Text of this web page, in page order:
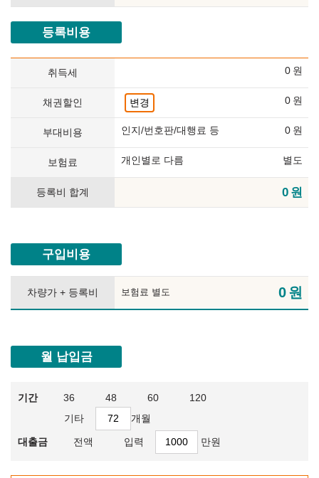
등록비용
취득세 0 원
채권할인 변경 0 원
부대비용 인지/번호판/대행료 등 0 원
보험료 개인별로 다름 별도
등록비 합계 0 원
구입비용
차량가 + 등록비 보험료 별도 0원
월 납입금
기간 36 48 60
120
기타
개월
대출금 전액 입력 만원